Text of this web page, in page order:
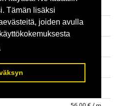
Tämän lisäksi
joiden avulla
30.00 € / m
32.00 € / m
40.00 € / m
48.00 € / m